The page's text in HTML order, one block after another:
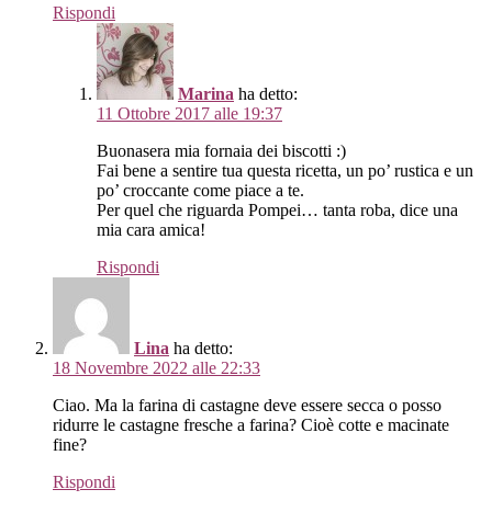
Rispondi
Marina ha detto:
11 Ottobre 2017 alle 19:37
Buonasera mia fornaia dei biscotti :)
Fai bene a sentire tua questa ricetta, un po’ rustica e un
po’ croccante come piace a te.
Per quel che riguarda Pompei… tanta roba, dice una
mia cara amica!
Rispondi
Lina ha detto:
18 Novembre 2022 alle 22:33
Ciao. Ma la farina di castagne deve essere secca o posso
ridurre le castagne fresche a farina? Cioè cotte e macinate
fine?
Rispondi